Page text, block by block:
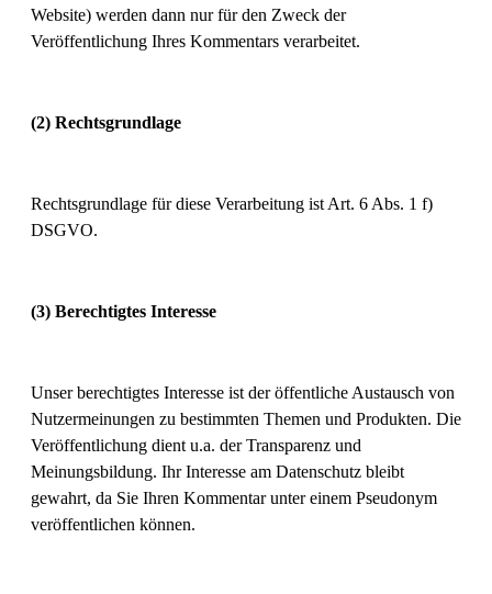
Website) werden dann nur für den Zweck der
Veröffentlichung Ihres Kommentars verarbeitet.
(2) Rechtsgrundlage
Rechtsgrundlage für diese Verarbeitung ist Art. 6 Abs. 1 f)
DSGVO.
(3) Berechtigtes Interesse
Unser berechtigtes Interesse ist der öffentliche Austausch von
Nutzermeinungen zu bestimmten Themen und Produkten. Die
Veröffentlichung dient u.a. der Transparenz und
Meinungsbildung. Ihr Interesse am Datenschutz bleibt
gewahrt, da Sie Ihren Kommentar unter einem Pseudonym
veröffentlichen können.